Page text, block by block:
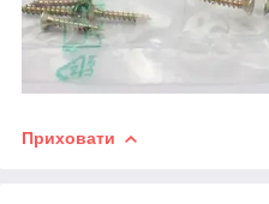
Приховати